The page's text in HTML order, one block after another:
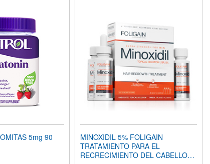
5mg 90
MINOXIDIL 5% FOLIGAIN
TRATAMIENTO PARA EL
RECRECIMIENTO DEL CABELLO